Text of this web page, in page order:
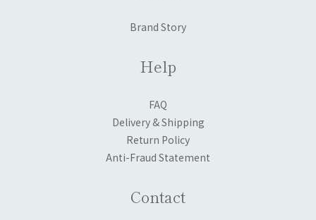
Brand Story
Help
FAQ
Delivery & Shipping
Return Policy
Anti-Fraud Statement
Contact